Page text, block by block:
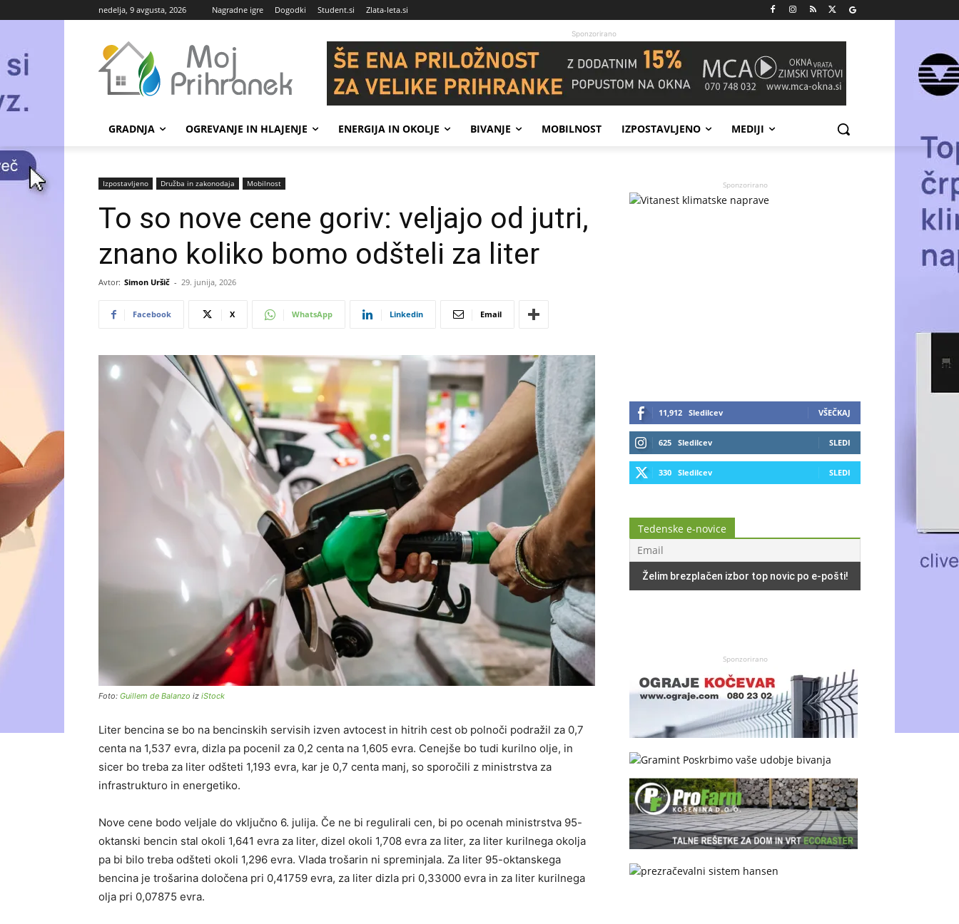
nedelja, 9 avgusta, 2026 Nagradne igre Dogodki Student.si Zlata-leta.si
Sponzorirano
GRADNJA OGREVANJE IN HLAJENJE ENERGIJA IN OKOLJE BIVANJE MOBILNOST IZPOSTAVLJENO MEDIJI
Izpostavljeno Družba in zakonodaja Mobilnost
To so nove cene goriv: veljajo od jutri,
znano koliko bomo odšteli za liter
Avtor: Simon Uršič - 29. junija, 2026
Facebook X WhatsApp Linkedin Email
Foto: Guillem de Balanzo iz iStock
Liter bencina se bo na bencinskih servisih izven avtocest in hitrih cest ob polnoči podražil za 0,7
centa na 1,537 evra, dizla pa pocenil za 0,2 centa na 1,605 evra. Cenejše bo tudi kurilno olje, in
sicer bo treba za liter odšteti 1,193 evra, kar je 0,7 centa manj, so sporočili z ministrstva za
infrastrukturo in energetiko.
Nove cene bodo veljale do vključno 6. julija. Če ne bi regulirali cen, bi po ocenah ministrstva 95-
oktanski bencin stal okoli 1,641 evra za liter, dizel okoli 1,708 evra za liter, za liter kurilnega okolja
pa bi bilo treba odšteti okoli 1,296 evra. Vlada trošarin ni spreminjala. Za liter 95-oktanskega
bencina je trošarina določena pri 0,41759 evra, za liter dizla pri 0,33000 evra in za liter kurilnega
olja pri 0,07875 evra.
Sponzorirano
11,912 Sledilcev VŠEČKAJ
625 Sledilcev SLEDI
330 Sledilcev SLEDI
Tedenske e-novice
Sponzorirano